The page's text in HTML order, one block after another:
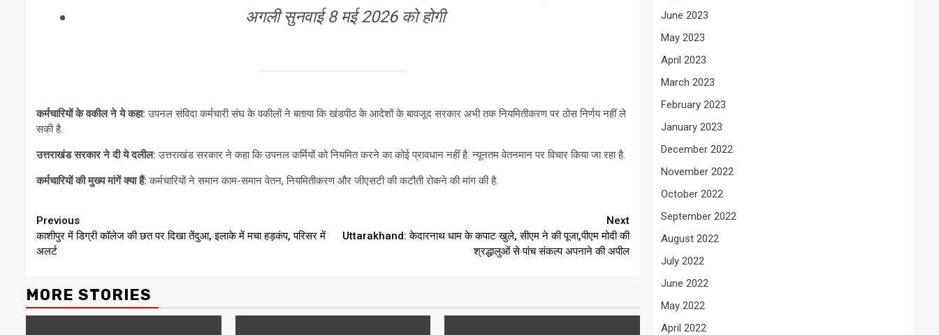
अगली सुनवाई 8 मई 2026 को होगी
कर्मचारियों के वकील ने ये कहा: उपनल संविदा कर्मचारी संघ के वकीलों ने बताया कि खंडपीठ के आदेशों के बावजूद सरकार अभी तक नियमितीकरण पर ठोस निर्णय नहीं ले
सकी है.
उत्तराखंड सरकार ने दी ये दलील: उत्तराखंड सरकार ने कहा कि उपनल कर्मियों को नियमित करने का कोई प्रावधान नहीं है. न्यूनतम वेतनमान पर विचार किया जा रहा है.
कर्मचारियों की मुख्य मांगें क्या हैं: कर्मचारियों ने समान काम-समान वेतन, नियमितीकरण और जीएसटी की कटौती रोकने की मांग की है.
Continue
Reading
Previous
काशीपुर में डिग्री कॉलेज की छत पर दिखा तेंदुआ, इलाके में मचा हड़कंप, परिसर में
अलर्ट
Next
Uttarakhand: केदारनाथ धाम के कपाट खुले, सीएम ने की पूजा,पीएम मोदी की
श्रद्धालुओं से पांच संकल्प अपनाने की अपील
MORE STORIES
June 2023
May 2023
April 2023
March 2023
February 2023
January 2023
December 2022
November 2022
October 2022
September 2022
August 2022
July 2022
June 2022
May 2022
April 2022